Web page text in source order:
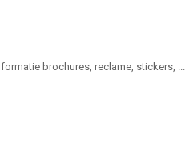
brochures, reclame, stickers,